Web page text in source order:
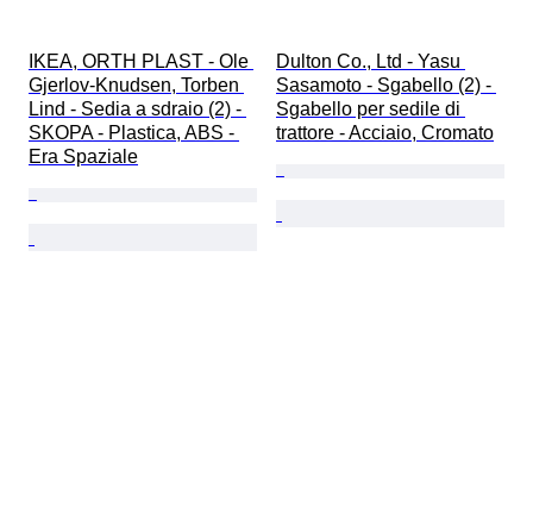
IKEA, ORTH PLAST - Ole
Gjerlov-Knudsen, Torben
Lind - Sedia a sdraio (2) -
SKOPA - Plastica, ABS -
Era Spaziale
Dulton Co., Ltd - Yasu
Sasamoto - Sgabello (2) -
Sgabello per sedile di
trattore - Acciaio, Cromato